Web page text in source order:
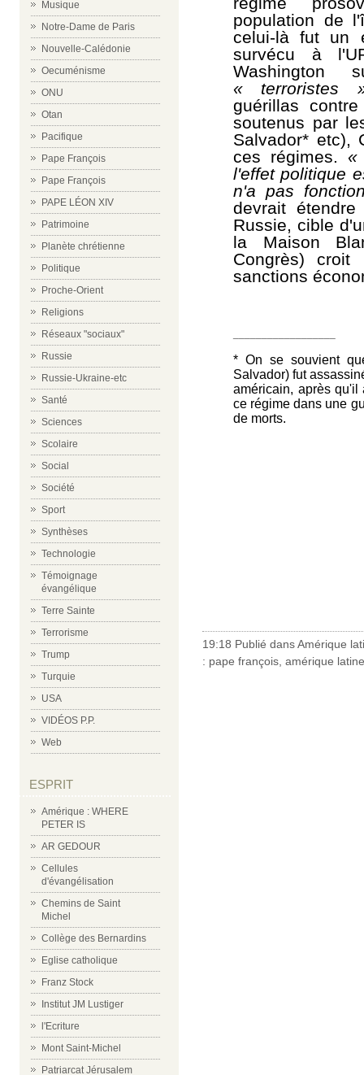
Musique
Notre-Dame de Paris
Nouvelle-Calédonie
Oecuménisme
ONU
Otan
Pacifique
Pape François
Pape François
PAPE LÉON XIV
Patrimoine
Planète chrétienne
Politique
Proche-Orient
Religions
Réseaux "sociaux"
Russie
Russie-Ukraine-etc
Santé
Sciences
Scolaire
Social
Société
Sport
Synthèses
Technologie
Témoignage
évangélique
Terre Sainte
Terrorisme
Trump
Turquie
USA
VIDÉOS P.P.
Web
ESPRIT
Amérique : WHERE
PETER IS
AR GEDOUR
Cellules
d'évangélisation
Chemins de Saint
Michel
Collège des Bernardins
Eglise catholique
Franz Stock
Institut JM Lustiger
l'Ecriture
Mont Saint-Michel
Patriarcat Jérusalem
population de
celui-là fut un
survécu à
« terroristes
guérillas
soutenus par
Salvador* etc),
ces régimes.
l'effet politique
n'a pas
devrait
Russie, cible
la Maison
Congrès) croit
sanctions
* On se souvient
Salvador) fut
américain, après qu'il
ce régime dans une
de morts.
19:18 Publié dansAmérique
: pape françois amérique latine